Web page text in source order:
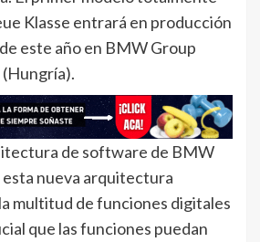
Klasse entrará en producción
este año en BMW Group
de software de BMW
esta nueva arquitectura
multitud de funciones digitales
que las funciones puedan